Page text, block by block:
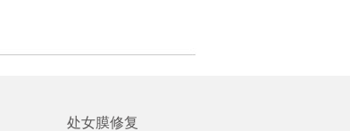
处女膜修复